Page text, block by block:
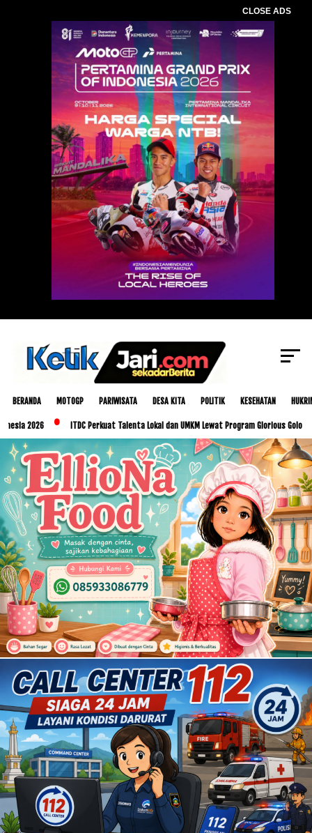
CLOSE ADS
BERANDA MOTOGP PARIWISATA DESA KITA POLITIK KESEHATAN
ITDC Perkuat Talenta Lokal dan UMKM Lewat Program Glorious Golo Mori